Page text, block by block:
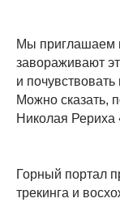
Мы приглашаем
завораживают
и
Можно сказать,
Николая Рериха
Горный портал
трекинга и